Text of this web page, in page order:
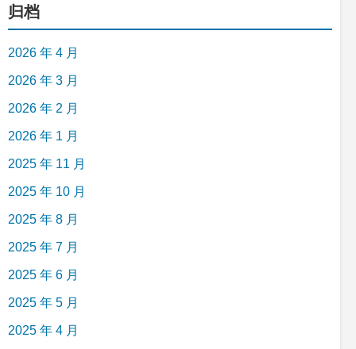
归档
2026 年 4 月
2026 年 3 月
2026 年 2 月
2026 年 1 月
2025 年 11 月
2025 年 10 月
2025 年 8 月
2025 年 7 月
2025 年 6 月
2025 年 5 月
2025 年 4 月